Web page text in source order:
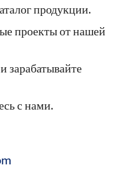
продукции.
проекты от нашей
зарабатывайте
с нами.